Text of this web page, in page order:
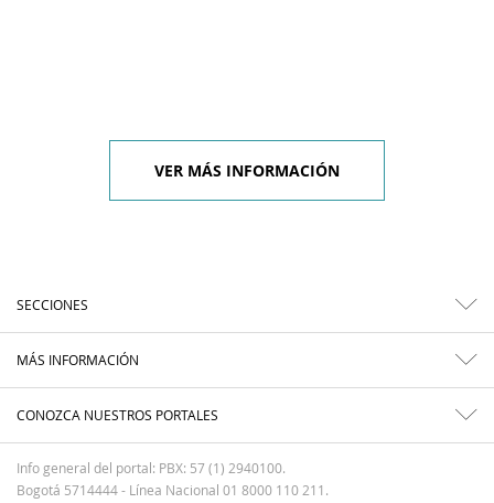
VER MÁS INFORMACIÓN
SECCIONES
MÁS INFORMACIÓN
CONOZCA NUESTROS PORTALES
Info general del portal: PBX: 57 (1) 2940100.
Bogotá 5714444 - Línea Nacional 01 8000 110 211.